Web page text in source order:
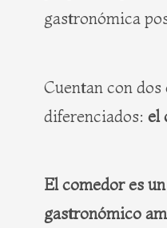
gastronómica
Cuentan con
diferenciados: el
El comedor es
gastronómico